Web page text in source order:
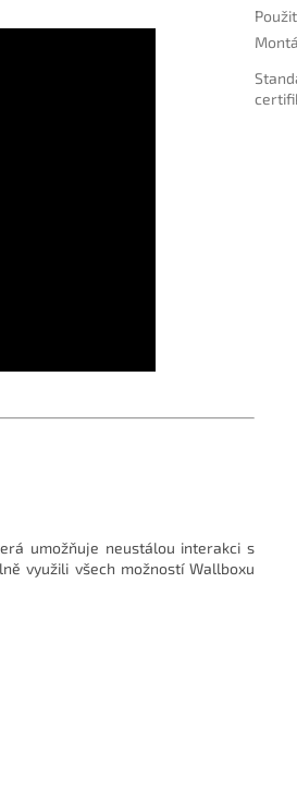
umožňuje neustálou interakci s
využili všech možností Wallboxu